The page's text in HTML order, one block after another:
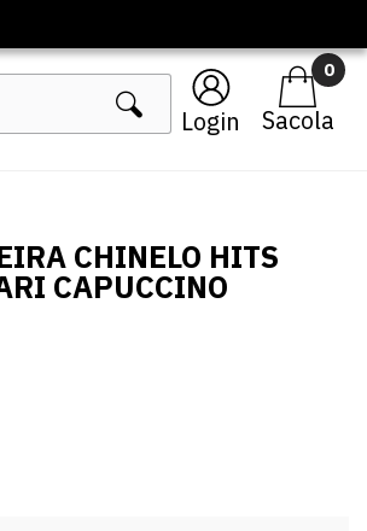
Login
0
CHINELO HITS
CAPUCCINO